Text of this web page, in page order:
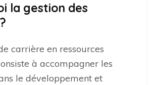
la gestion des
carrière en ressources
à accompagner les
le développement et